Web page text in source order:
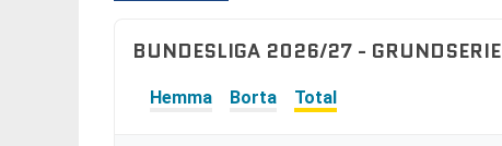
BUNDESLIGA 2026/27 - GRUNDSERIE
Hemma Borta Total